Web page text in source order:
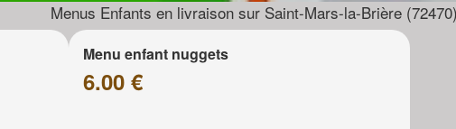
Menus Enfants en livraison sur Saint-Mars-la-Brière
Menu enfant nuggets
6.00 €